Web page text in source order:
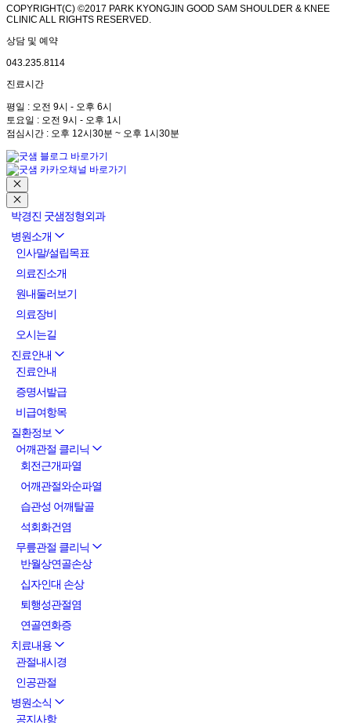
COPYRIGHT(C) ©2017 PARK KYONGJIN GOOD SAM SHOULDER & KNEE
CLINIC ALL RIGHTS RESERVED.
상담 및 예약
043.235.8114
진료시간
평일 : 오전 9시 - 오후 6시
토요일 : 오전 9시 - 오후 1시
점심시간 : 오후 12시30분 ~ 오후 1시30분
박경진 굿샘정형외과
병원소개
인사말/설립목표
의료진소개
원내둘러보기
의료장비
오시는길
진료안내
진료안내
증명서발급
비급여항목
질환정보
어깨관절 클리닉
회전근개파열
어깨관절와순파열
습관성 어깨탈골
석회화건염
무릎관절 클리닉
반월상연골손상
십자인대 손상
퇴행성관절염
연골연화증
치료내용
관절내시경
인공관절
병원소식
공지사항